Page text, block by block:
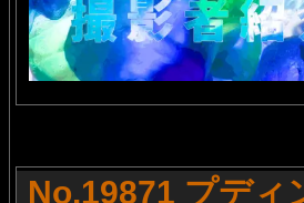
No.19871 プディ